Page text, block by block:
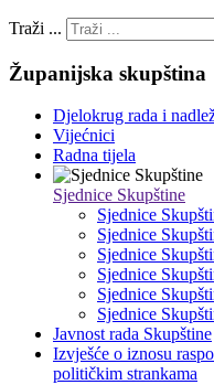
Traži ...
Županijska skupština
Djelokrug rada i
Vijećnici
Radna tijela
Sjednice Skupštine
Sjednice
Sjednice
Sjednice
Sjednice
Sjednice
Sjednice
Javnost rada Skupštine
Izvješće o iznosu
političkim strankama